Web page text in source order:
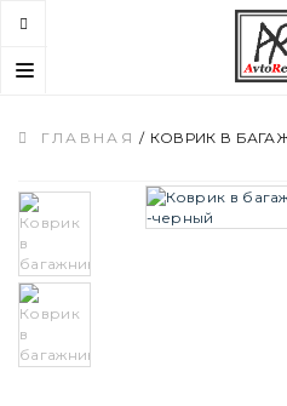
Toggle
ГЛАВНАЯ / КОВРИК В